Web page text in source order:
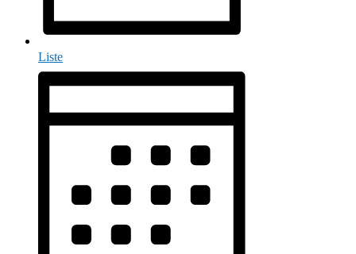
Liste